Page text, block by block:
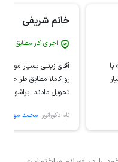
خانم شریفی
اجرای کار مطابق با
آقای زینلی بسیار
رو کاملا مطابق طراحی
تحویل دادند. براشون
نام دکوراتور: محمد مهدی